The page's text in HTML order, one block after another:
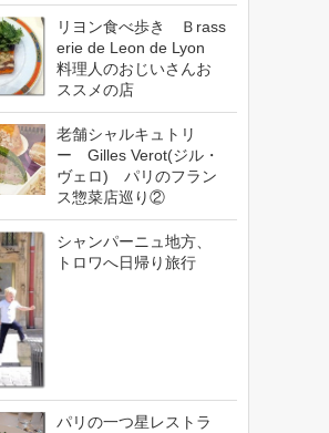
リヨン食べ歩き Ｂrass
erie de Leon de Lyon
料理人のおじいさんお
ススメの店
老舗シャルキュトリ
ー Gilles Verot(ジル・
ヴェロ) パリのフラン
ス惣菜店巡り②
シャンパーニュ地方、
トロワへ日帰り旅行
パリの一つ星レストラ